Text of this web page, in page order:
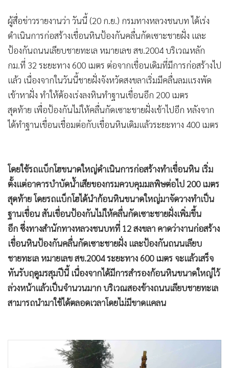
• เกม
•
วิทยาศาสตร์
•
SMEs
• หุ้น
• อินโดจีน
• กองทุนรวม
• Celeb Online
• Factcheck
• Gotomanager
ผู้สื่อข่าวรายงานว่า วันนี้ (20 ก.ย.) กรมทางหลวงชนบท ได้เร่ง
ดำเนินการก่อสร้างเขื่อนหินป้องกันคลื่นกัดเซาะชายฝั่ง และ
ป้องกันถนนเลียบชายทะเล หมายเลข สข.2004 บริเวณหลัก
กม.ที่ 32 ระยะทาง 600 เมตร ต่อจากเขื่อนเดิมที่มีการก่อสร้างไป
แล้ว เนื่องจากในวันนี้ชายฝั่งจังหวัดสงขลาเริ่มมีคลื่นลมแรงพัด
เข้าหาฝั่ง ทำให้ต้องเร่งลงหินทำฐานเขื่อนอีก 200 เมตร
สุดท้าย เพื่อป้องกันไม่ให้คลื่นกัดเซาะชายฝั่งเข้าไปอีก หลังจาก
ได้ทำฐานเขื่อนเชื่อมต่อกับเขื่อนหินเดิมแล้วระยะทาง 400 เมตร
โดยใช้รถแบ็กโฮขนาดใหญ่ดำเนินการก่อสร้างทำเขื่อนหิน เริ่ม
ตั้งแต่อาคารบำบัดน้ำเสียของกรมควบคุมมลพิษต่อไป 200 เมตร
สุดท้าย โดยรถแบ็กโฮได้นำก้อนหินขนาดใหญ่มาจัดวางทำเป็น
ฐานเขื่อน สันเขื่อนป้องกันไม่ให้คลื่นกัดเซาะชายฝั่งเพิ่มขึ้น
อีกซึ่งทางสำนักทางหลวงชนบทที่ 12 สงขลา คาดว่างานก่อสร้าง
เขื่อนหินป้องกันคลื่นกัดเซาะชายฝั่ง และป้องกันถนนเลียบ
ชายทะเล หมายเลข สข.2004 ระยะทาง 600 เมตร จะแล้วเสร็จ
ทันรับฤดูมรสุมปีนี้ เนื่องจากได้มีการสำรองก้อนหินขนาดใหญ่ไว้
ล่วงหน้าแล้วเป็นจำนวนมาก บริเวณสองข้างถนนเลียบชายทะเล
สามารถนำมาใช้ได้ตลอดเวลาโดยไม่มีขาดแคลน